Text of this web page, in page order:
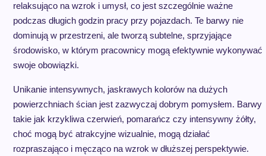
relaksująco na wzrok i umysł, co jest szczególnie ważne
podczas długich godzin pracy przy pojazdach. Te barwy nie
dominują w przestrzeni, ale tworzą subtelne, sprzyjające
środowisko, w którym pracownicy mogą efektywnie wykonywać
swoje obowiązki.
Unikanie intensywnych, jaskrawych kolorów na dużych
powierzchniach ścian jest zazwyczaj dobrym pomysłem. Barwy
takie jak krzykliwa czerwień, pomarańcz czy intensywny żółty,
choć mogą być atrakcyjne wizualnie, mogą działać
rozpraszająco i męcząco na wzrok w dłuższej perspektywie.